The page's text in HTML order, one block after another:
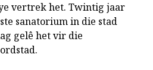
vertrek het. Twintig jaar
sanatorium in die stad
gelê het vir die